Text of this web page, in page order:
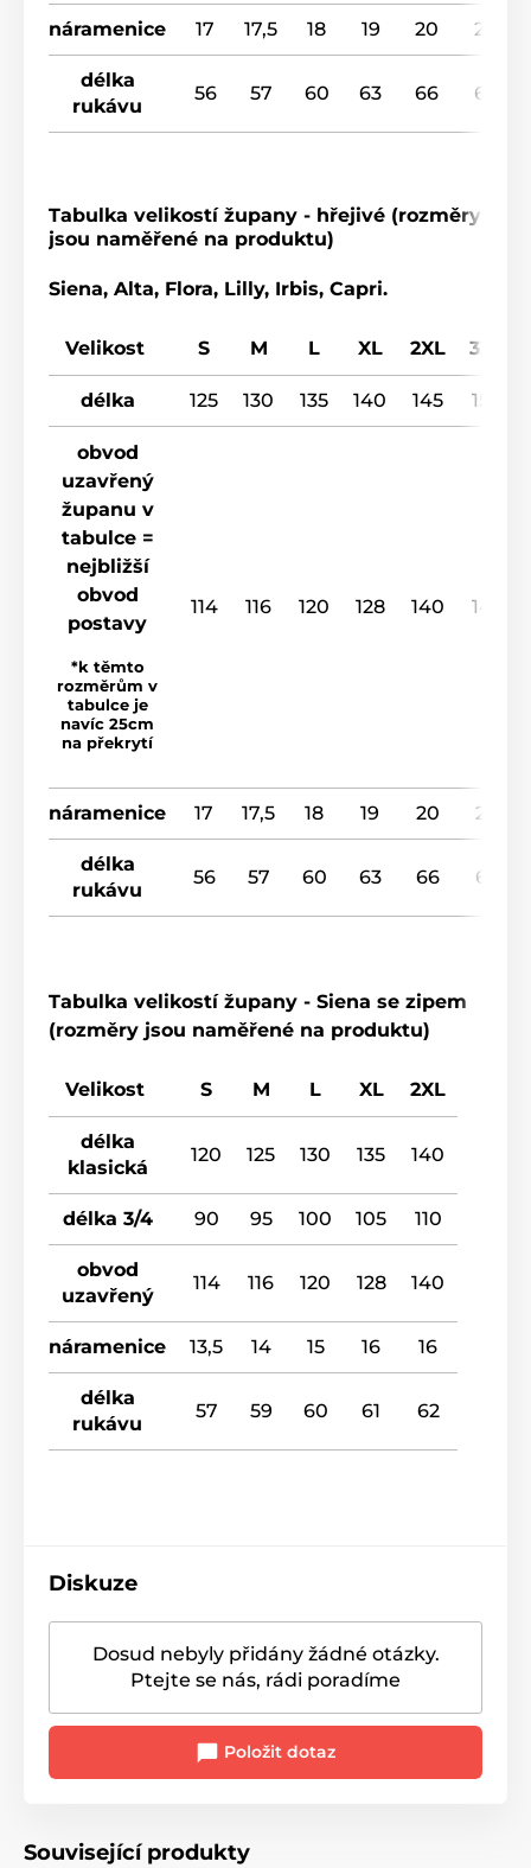
náramenice 17 17,5 18 19 20 20
délka
rukávu
56 57 60 63 66 67
Tabulka velikostí župany - hřejivé (rozměry
jsou naměřené na produktu)
Siena, Alta, Flora, Lilly, Irbis, Capri.
Velikost S M L XL 2XL 3XL
délka 125 130 135 140 145 150
obvod
uzavřený
županu v
tabulce =
nejbližší
obvod
postavy
*k těmto
rozměrům v
tabulce je
navíc 25cm
na překrytí
114 116 120 128 140 148
náramenice 17 17,5 18 19 20 20
délka
rukávu
56 57 60 63 66 67
Tabulka velikostí župany - Siena se zipem
(rozměry jsou naměřené na produktu)
Velikost S M L XL 2XL
délka
klasická
120 125 130 135 140
délka 3/4 90 95 100 105 110
obvod
uzavřený
114 116 120 128 140
náramenice 13,5 14 15 16 16
délka
rukávu
57 59 60 61 62
Diskuze
Dosud nebyly přidány žádné otázky.
Ptejte se nás, rádi poradíme
Položit dotaz
Související produkty